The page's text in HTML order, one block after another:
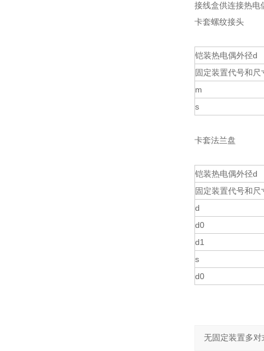
接线盒供连接热电
卡套螺纹接头
铠装热电偶外径d
固定装置代号和尺
m
s
卡套法兰盘
铠装热电偶外径d
固定装置代号和尺
d
d0
d1
s
d0